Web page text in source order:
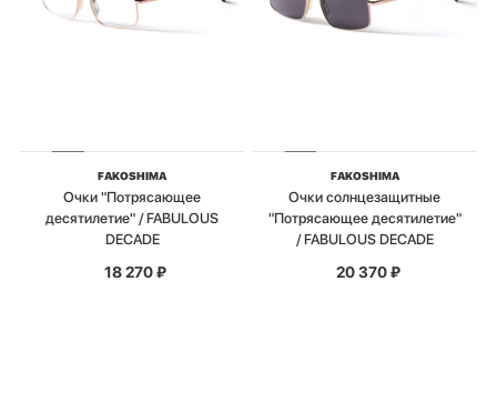
FAKOSHIMA
Очки "Потрясающее
десятилетие" / FABULOUS
DECADE
18 270₽
FAKOSHIMA
Очки солнцезащитные
"Потрясающее десятилетие"
/ FABULOUS DECADE
20 370₽